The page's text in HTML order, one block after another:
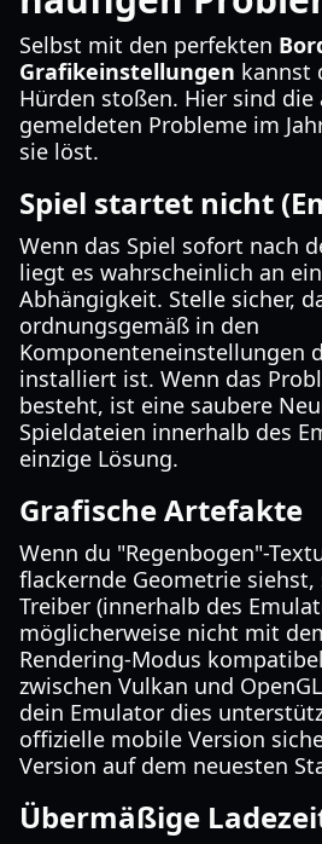
Selbst mit den perfekten
Grafikeinstellungen kannst
Hürden stoßen. Hier sind
gemeldeten Probleme im
sie löst.
Spiel startet nicht
Wenn das Spiel sofort nach
liegt es wahrscheinlich an
Abhängigkeit. Stelle sicher,
ordnungsgemäß in den
Komponenteneinstellungen
installiert ist. Wenn das
besteht, ist eine saubere
Spieldateien innerhalb des
einzige Lösung.
Grafische Artefakte
Wenn du "Regenbogen"-
flackernde Geometrie siehst,
Treiber (innerhalb des
möglicherweise nicht mit
Rendering-Modus
zwischen Vulkan und
dein Emulator dies
offizielle mobile Version
Version auf dem neuesten
Übermäßige